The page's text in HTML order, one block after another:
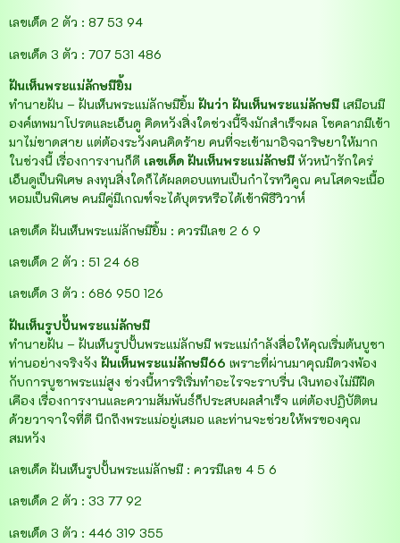
เลขเด็ด 2 ตัว : 87 53 94
เลขเด็ด 3 ตัว : 707 531 486
ฝันเห็นพระแม่ลักษมียิ้ม
ทำนายฝัน – ฝันเห็นพระแม่ลักษมียิ้ม ฝันว่า ฝันเห็นพระแม่ลักษมี เสมือนมี
องค์เทพมาโปรดและเอ็นดู คิดหวังสิ่งใดช่วงนี้จึงมักสำเร็จผล โชคลาภมีเข้า
มาไม่ขาดสาย แต่ต้องระวังคนคิดร้าย คนที่จะเข้ามาอิจฉาริษยาให้มาก
ในช่วงนี้ เรื่องการงานก็ดี เลขเด็ด ฝันเห็นพระแม่ลักษมี หัวหน้ารักใคร่
เอ็นดูเป็นพิเศษ ลงทุนสิ่งใดก็ได้ผลตอบแทนเป็นกำไรทวีคูณ คนโสดจะเนื้อ
หอมเป็นพิเศษ คนมีคู่มีเกณฑ์จะได้บุตรหรือได้เข้าพิธีวิวาห์
เลขเด็ด ฝันเห็นพระแม่ลักษมียิ้ม : ควรมีเลข 2 6 9
เลขเด็ด 2 ตัว : 51 24 68
เลขเด็ด 3 ตัว : 686 950 126
ฝันเห็นรูปปั้นพระแม่ลักษมี
ทำนายฝัน – ฝันเห็นรูปปั้นพระแม่ลักษมี พระแม่กำลังสื่อให้คุณเริ่มต้นบูชา
ท่านอย่างจริงจัง ฝันเห็นพระแม่ลักษมี66 เพราะที่ผ่านมาคุณมีดวงพ้อง
กับการบูชาพระแม่สูง ช่วงนี้หารริเริ่มทำอะไรจะราบรื่น เงินทองไม่มีฝืด
เคือง เรื่องการงานและความสัมพันธ์ก็ประสบผลสำเร็จ แต่ต้องปฏิบัติตน
ด้วยวาจาใจที่ดี นึกถึงพระแม่อยู่เสมอ และท่านจะช่วยให้พรของคุณ
สมหวัง
เลขเด็ด ฝันเห็นรูปปั้นพระแม่ลักษมี : ควรมีเลข 4 5 6
เลขเด็ด 2 ตัว : 33 77 92
เลขเด็ด 3 ตัว : 446 319 355